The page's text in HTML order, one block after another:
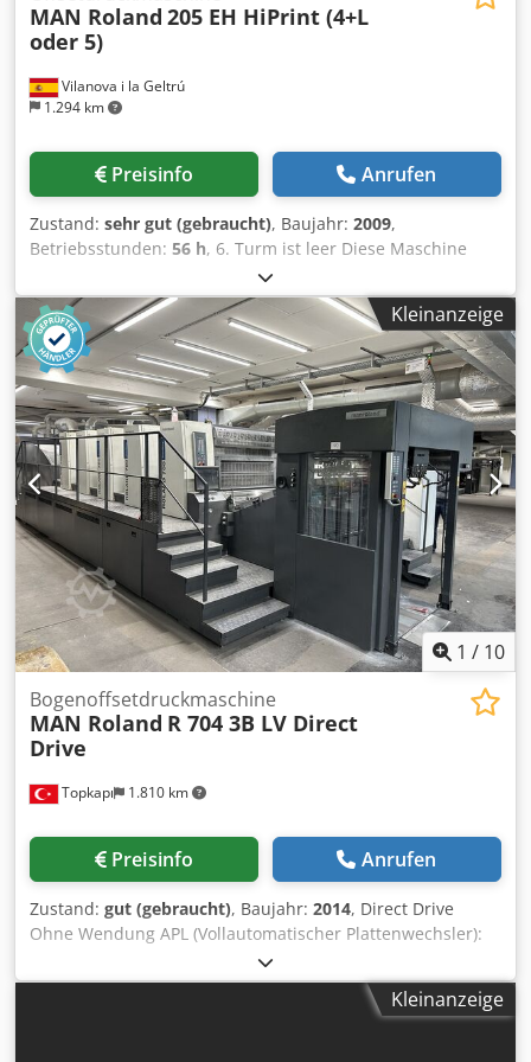
Vilanova i la Geltrú
1.294 km
MAN Roland 205 EH HiPrint (4+L
oder 5)
Preisinfo Anrufen
Zustand: sehr gut (gebraucht), Baujahr: 2009,
Betriebsstunden: 56 h, 6. Turm ist leer Diese Maschine
kann entweder als Standard-5-Farben-Druckmaschine
oder als 4-Farben-Druckmaschine mit Lackierung
eingesetzt werden. Der 5. Turm bietet beide Möglichkeiten
– eine voll funktionsfähige Kammerakel-Lackiereinrichtung
(TRESU) und eine voll funktionsfähige Farbdruckeinheit.
RCI Farb- und Registerfernsteuerung von Seiten- und
Umfangregister Rolandmatic Filmfeuchtwerke mit
Umwälzung und Kühlung EPL Ergonomic Plate Loading
automatische Farbwalzenwascheinrichtung automatische
Gummituch und Druckzylinderwascheinrichtung
Puderapparat Grafix Digital 3000 IR-Trockner Grafix Select
Dryer verlängerte Hochstapelauslage Serienzubehör toller
Zustand, gut gepflegt, nur 56 Mio. Drucke Dedpfxsy Ndpzo
Ak Eeck
Kleinanzeige
1 / 10
Topkapı 1.810 km
Bogenoffsetdruckmaschine
MAN Roland R 704 3B LV Direct
Drive
Preisinfo Anrufen
Zustand: gut (gebraucht), Baujahr: 2014, Direct Drive
Ohne Wendung APL (Vollautomatischer Plattenwechsler):
Automatisches Plattenwechselsystem mit motorisierter
Klemmung und Spannung der Druckplatten
InlineColorPilot IPC (Graphometronic): Farbmess- undKleinanzeige